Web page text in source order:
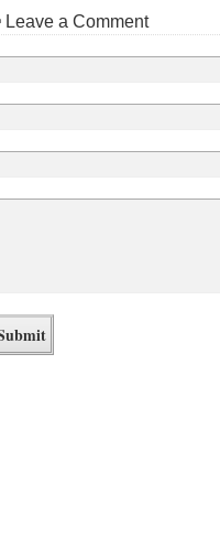
Leave a Comment